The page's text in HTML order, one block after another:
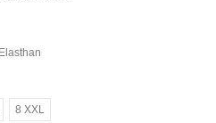
8 XXL